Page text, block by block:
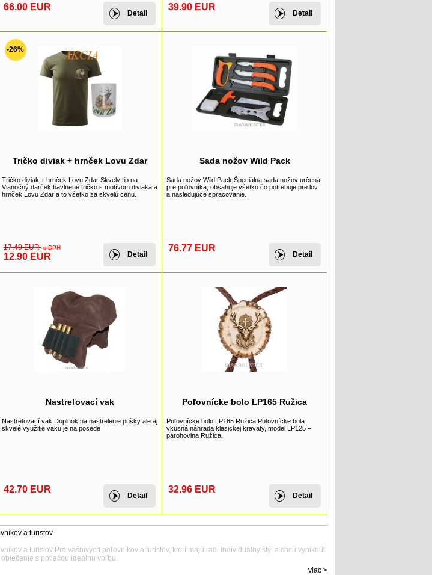
66.00 EUR
Detail
39.90 EUR
Detail
-26%
Tričko diviak + hrnček Lovu Zdar
Tričko diviak + hrnček Lovu Zdar Skvelý tip na
Vianočný darček bavlnené tričko s motívom diviaka a
hrnček Lovu Zdar a to všetko za skvelú cenu.
17.40 EURs DPH
12.90 EUR Detail
Sada nožov Wild Pack
Sada nožov Wild Pack Špeciálna sada nožov určená
pre poľovníka, obsahuje všetko čo potrebuje pre lov
a nasledujúce spracovanie.
76.77 EUR
Detail
Nastreľovací vak
Nastreľovací vak Doplnok na nastrelenie pušky ale aj
skvelé využitie vaku je na posede
42.70 EUR
Detail
Poľovnícke bolo LP165 Ružica
Poľovnícke bolo LP165 Ružica Poľovnícke bola
vkusná náhrada klasickej kravaty, model LP125 –
parohovina Ružica,
32.96 EUR
Detail
a turistov
a turistov Pre vášnivých poľovníkov a turistov, ktorí majú radi individuálny štýl a chcú vyniknúť
s potlačou ideálnu voľbu.
viac >